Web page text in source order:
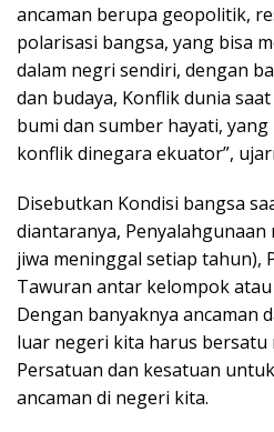
ancaman berupa geopolitik,
polarisasi bangsa, yang bisa
dalam negri sendiri, dengan
dan budaya, Konflik dunia
bumi dan sumber hayati,
konflik dinegara ekuator”,
Disebutkan Kondisi bangsa
diantaranya,
jiwa meninggal setiap tahun),
Tawuran antar kelompok
Dengan banyaknya ancaman
luar negeri kita harus bersatu
Persatuan dan kesatuan
ancaman di negeri kita.